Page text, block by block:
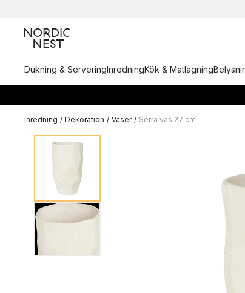
Dukning & ServeringInredningKök & Matlagning
Inredning / Dekoration / Vaser / Serra vas 27 cm